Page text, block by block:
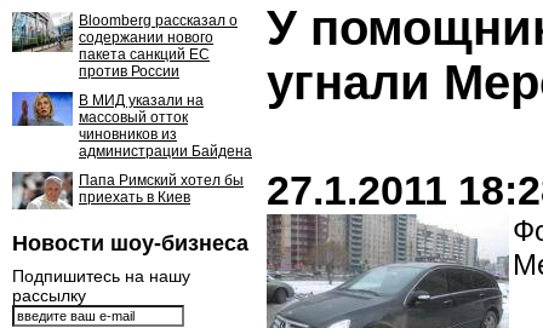
Bloomberg рассказал о
содержании нового
пакета санкций ЕС
против России
В МИД указали на
массовый отток
чиновников из
администрации Байдена
Папа Римский хотел бы
приехать в Киев
Новости шоу-бизнеса
Подпишитесь на нашу
рассылку
У
угнали
27.1.2011